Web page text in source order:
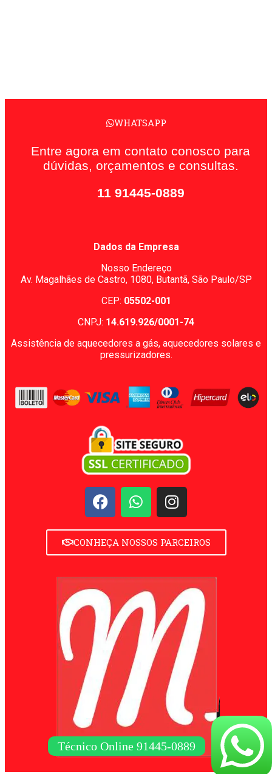
WHATSAPP
Entre agora em contato conosco para
dúvidas, orçamentos e consultas.
11 91445-0889
Dados da Empresa
Nosso Endereço
Av. Magalhães de Castro, 1080, Butantã, São Paulo/SP
CEP: 05502-001
CNPJ: 14.619.926/0001-74
Assistência de aquecedores a gás, aquecedores solares e
pressurizadores.
CONHEÇA NOSSOS PARCEIROS
Técnico Online 91445-0889